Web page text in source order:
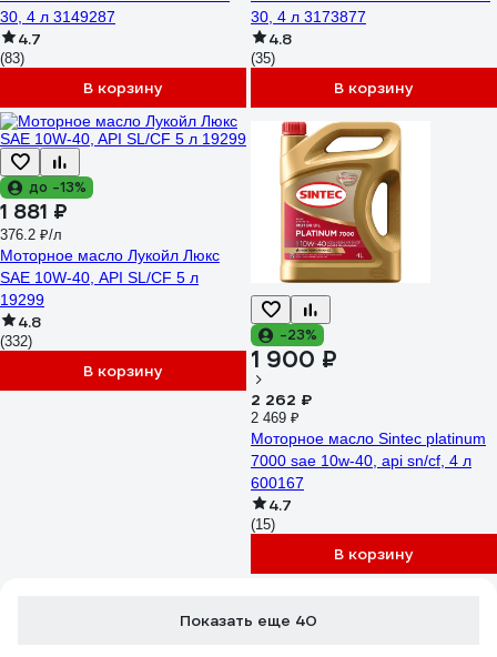
30, 4 л 3149287
4.7
(83)
В корзину
30, 4 л 3173877
4.8
(35)
В корзину
до -13%
1 881 ₽
376.2 ₽/л
Моторное масло Лукойл Люкс
SAE 10W-40, API SL/CF 5 л
19299
4.8
(332)
В корзину
-23%
1 900 ₽
2 262 ₽
2 469 ₽
Моторное масло Sintec platinum
7000 sae 10w-40, api sn/cf, 4 л
600167
4.7
(15)
В корзину
Показать еще 40